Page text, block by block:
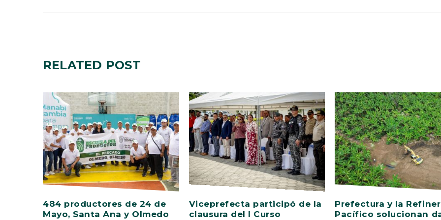
RELATED POST
484 productores de 24 de
Mayo, Santa Ana y Olmedo
Viceprefecta participó de la
clausura del I Curso
Prefectura y la
Pacífico solucionan